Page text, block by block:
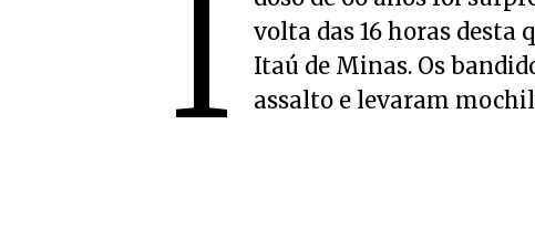
I
volta das 16 horas desta
Itaú de Minas. Os
assalto e levaram